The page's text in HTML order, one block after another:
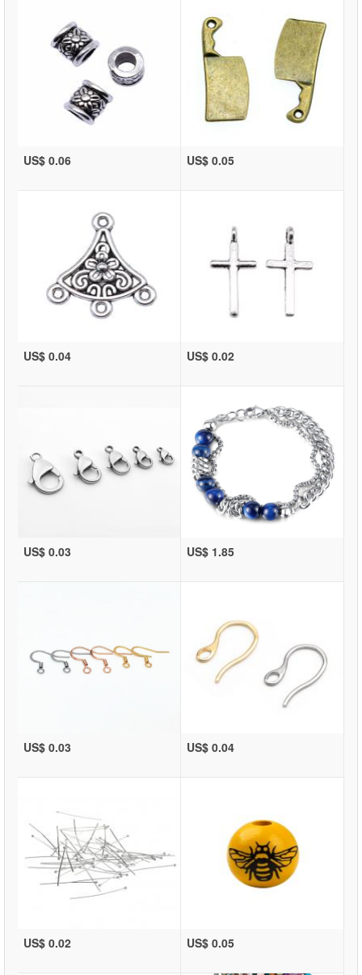
US$ 0.06 US$ 0.05
US$ 0.04 US$ 0.02
US$ 0.03 US$ 1.85
US$ 0.03 US$ 0.04
US$ 0.02 US$ 0.05